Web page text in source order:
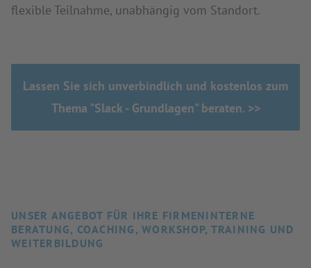
flexible Teilnahme, unabhängig vom Standort.
Lassen Sie sich unverbindlich und kostenlos zum
Thema "Slack - Grundlagen" beraten. >>
UNSER ANGEBOT FÜR IHRE FIRMENINTERNE
BERATUNG, COACHING, WORKSHOP, TRAINING UND
WEITERBILDUNG